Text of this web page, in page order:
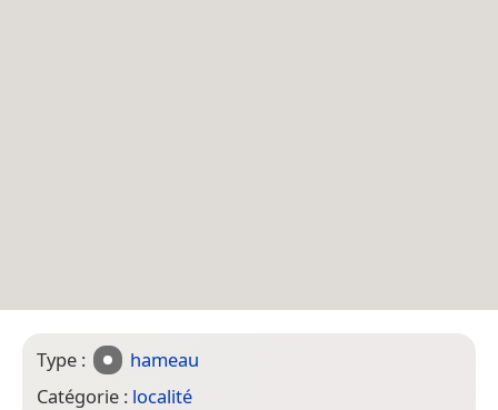
Type :
hameau
Catégorie : localité